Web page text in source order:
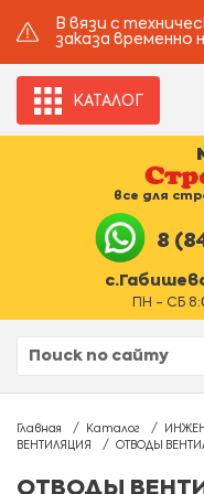
В вязи с
заказа временно
КАТАЛОГ
все для
8
ПН - СБ
Главная Каталог
ВЕНТИЛЯЦИЯ
ОТВОДЫ
ОТВОДЫ